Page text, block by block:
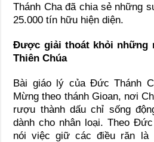
Thánh Cha đã chia sẻ những
25.000 tín hữu hiện diện.
Được giải thoát khỏi những
Thiên Chúa
Bài giáo lý của Đức Thánh
Mừng theo thánh Gioan, nơi
rượu thành dấu chỉ sống
dành cho nhân loại. Theo
nói việc giữ các điều răn là